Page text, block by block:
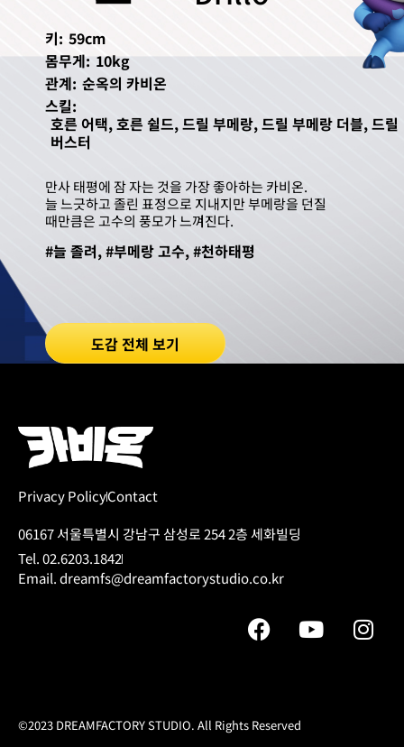
키: 59cm
몸무게: 10kg
관계: 순옥의 카비온
스킬:
호른 어택, 호른 쉴드, 드릴 부메랑, 드릴 부메랑 더블, 드릴
버스터
만사 태평에 잠 자는 것을 가장 좋아하는 카비온.
늘 느긋하고 졸린 표정으로 지내지만 부메랑을 던질
때만큼은 고수의 풍모가 느껴진다.
#늘 졸려, #부메랑 고수, #천하태평
도감 전체 보기
Privacy PolicyContact
06167 서울특별시 강남구 삼성로 254 2층 세화빌딩
Tel. 02.6203.1842
Email. dreamfs@dreamfactorystudio.co.kr
©2023 DREAMFACTORY STUDIO. All Rights Reserved